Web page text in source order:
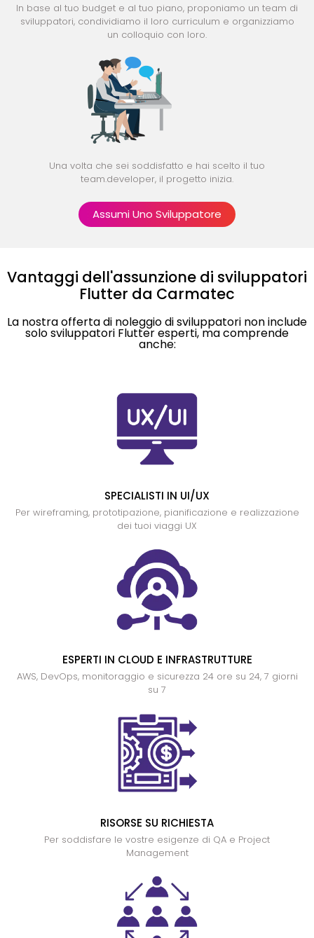
In base al tuo budget e al tuo piano, proponiamo un team di
sviluppatori, condividiamo il loro curriculum e organizziamo
un colloquio con loro.
Una volta che sei soddisfatto e hai scelto il tuo
team.developer, il progetto inizia.
Assumi Uno Sviluppatore
Vantaggi dell'assunzione di sviluppatori
Flutter da Carmatec
La nostra offerta di noleggio di sviluppatori non include
solo sviluppatori Flutter esperti, ma comprende
anche:
SPECIALISTI IN UI/UX
Per wireframing, prototipazione, pianificazione e realizzazione
dei tuoi viaggi UX
ESPERTI IN CLOUD E INFRASTRUTTURE
AWS, DevOps, monitoraggio e sicurezza 24 ore su 24, 7 giorni
su 7
RISORSE SU RICHIESTA
Per soddisfare le vostre esigenze di QA e Project
Management